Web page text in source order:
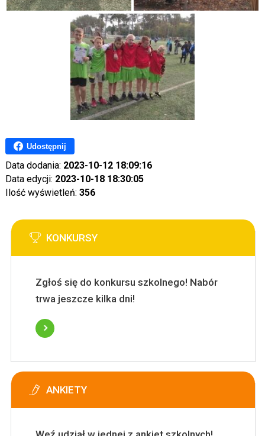
Udostępnij
Data dodania: 2023-10-12 18:09:16
Data edycji: 2023-10-18 18:30:05
Ilość wyświetleń: 356
KONKURSY
Zgłoś się do konkursu szkolnego! Nabór
trwa jeszcze kilka dni!
ANKIETY